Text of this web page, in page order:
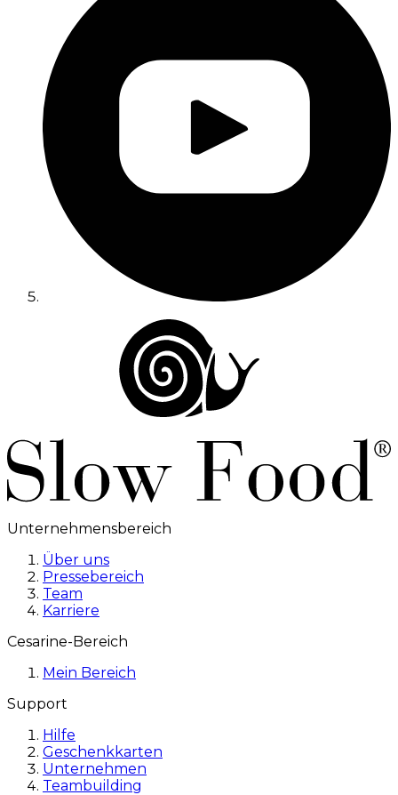
Unternehmensbereich
Über uns
Pressebereich
Team
Karriere
Cesarine-Bereich
Mein Bereich
Support
Hilfe
Geschenkkarten
Unternehmen
Teambuilding